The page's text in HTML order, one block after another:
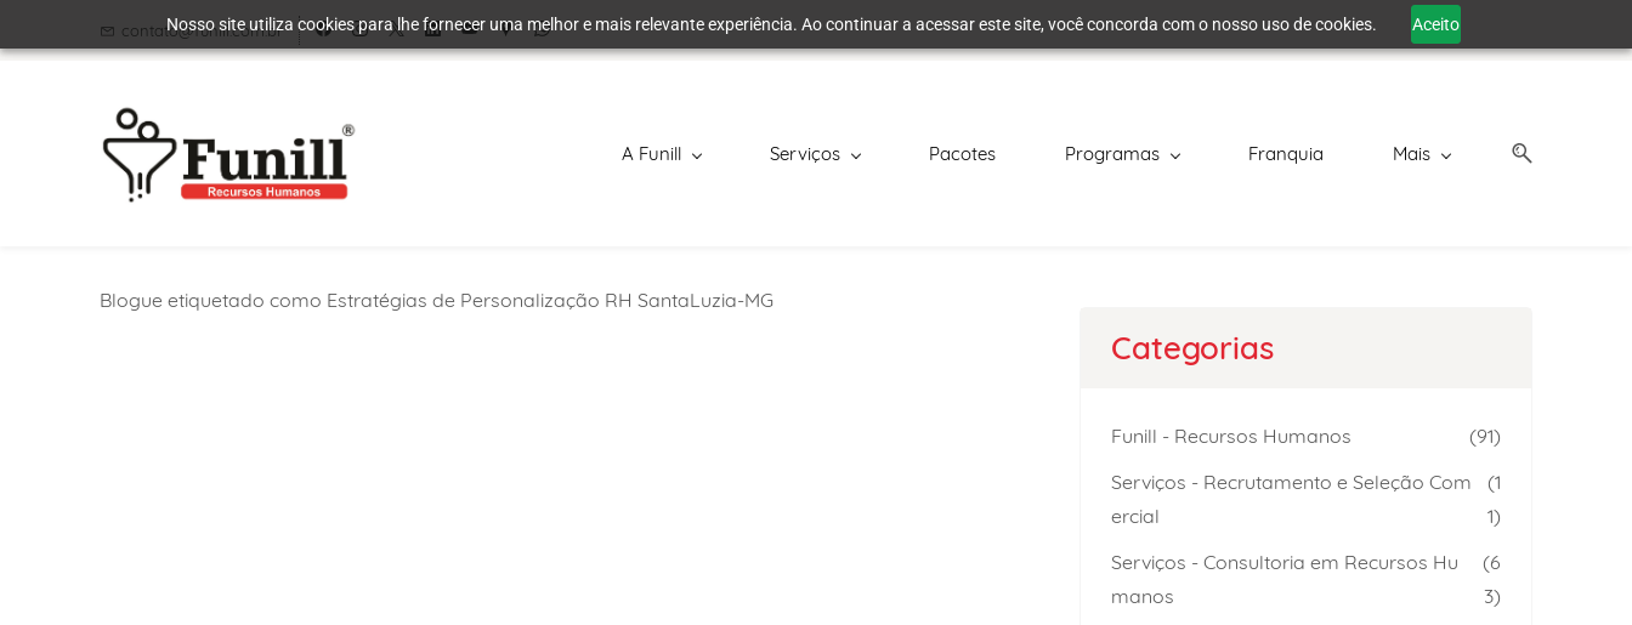
Nosso site utiliza cookies para lhe fornecer uma melhor e mais relevante experiência. Ao continuar a acessar este site, você concorda com o nosso uso de cookies. Aceito
to
to
contato@funill.com.br
A Funill Serviços Pacotes Programas Franquia Mais
Blogue etiquetado como Estratégias de Personalização RH SantaLuzia-MG
Categorias
Funill - Recursos Humanos
(91)
Serviços - Recrutamento e Seleção Com
ercial
(1
1)
Serviços - Consultoria em Recursos Hu
manos
(6
3)